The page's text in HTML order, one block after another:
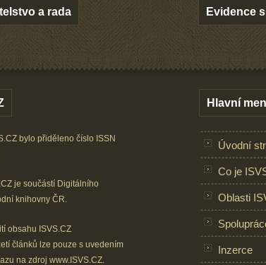
a rada Evidence
bylo přiděleno číslo ISSN
je součástí Digitálního
knihovny ČR.
obsahu ISVS.CZ
článků lze pouze s uvedením
na zdroj www.ISVS.CZ.
Hlavní
Úvodní
Co je
Oblasti
Inzerce